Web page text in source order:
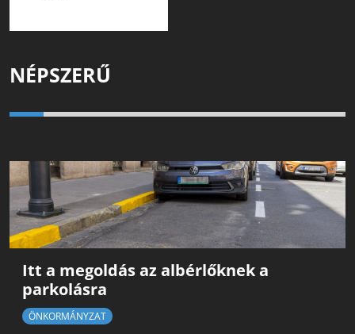
NÉPSZERŰ
Itt a megoldás az albérlőknek a
parkolásra
ÖNKORMÁNYZAT